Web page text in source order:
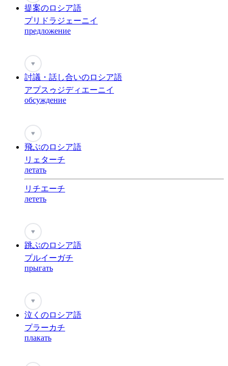
提案のロシア語
プリドラジェーニイ
предложение
♥
討議・話し合いのロシア語
アプスゥジディエーニイ
обсуждение
♥
飛ぶのロシア語
リェターチ
летать
リチエーチ
лететь
♥
跳ぶのロシア語
プルイーガチ
прыгать
♥
泣くのロシア語
プラーカチ
плакать